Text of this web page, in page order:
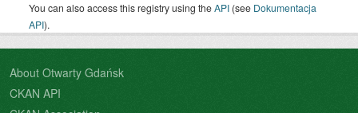
You can also access this registry using theAPI (see Dokumentacja
API).
About Otwarty Gdańsk
CKAN API